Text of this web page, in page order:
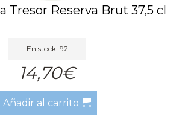
Tresor Reserva Brut 37,5 cl
En stock: 92
14,70€
Añadir al carrito